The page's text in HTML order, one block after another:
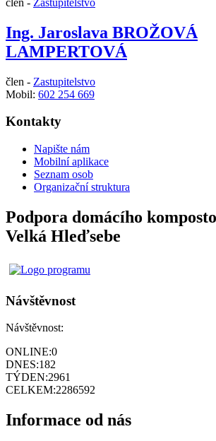
Ing. Jaroslava BROŽOVÁ
LAMPERTOVÁ
člen - Zastupitelstvo
Mobil: 602 254 669
Kontakty
Napište nám
Mobilní aplikace
Seznam osob
Organizační struktura
Podpora domácího
Velká Hleďsebe
Návštěvnost
Návštěvnost:
ONLINE:0
DNES:182
TÝDEN:2961
CELKEM:2286592
Informace od nás